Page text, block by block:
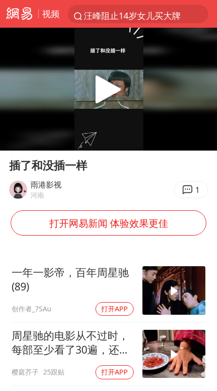
视频
汪峰阻止14岁女儿买大牌
陕西省委书记赶赴柞水县杏坪镇
官方通报教师招聘笔试前13名被淘汰
改名后的“青海拉面”店
男子杀人后逃进深山21年活得像野人
70多岁父亲独自坐车到上海看望女儿
“中国蔬菜之乡”最高温达41.8℃
985博士后被曝在妻子孕期出轨后续
如何把百年大党建设得更加坚强有力？
Play
插了和没插一样
雨港影视
河南 1
打开网易新闻 体验效果更佳
一年一影帝，百年周星驰
(89)
创作者_7SAu 打开APP
周星驰的电影从不过时，
每部至少看了30遍，还是
樱庭芥子 25跟贴 打开APP